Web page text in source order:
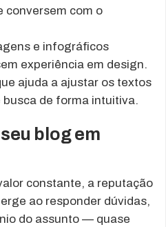
conversem com o
e infográficos
experiência em design.
ajuda a ajustar os textos
busca de forma intuitiva.
blog em
constante, a reputação
ao responder dúvidas,
do assunto — quase